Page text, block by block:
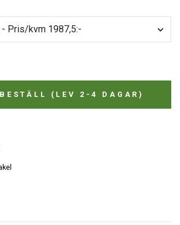
Pris/kvm 1987,5:-
BESTÄLL (LEV 2-4 DAGAR)